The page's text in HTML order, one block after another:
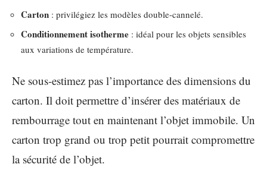
Carton : privilégiez les modèles double-cannelé.
Conditionnement isotherme : idéal pour les objets sensibles
aux variations de température.
Ne sous-estimez pas l’importance des dimensions du
carton. Il doit permettre d’insérer des matériaux de
rembourrage tout en maintenant l’objet immobile. Un
carton trop grand ou trop petit pourrait compromettre
la sécurité de l’objet.